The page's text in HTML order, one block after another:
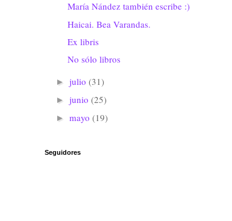
María Nández también escribe :)
Haicai. Bea Varandas.
Ex libris
No sólo libros
► julio (31)
► junio (25)
► mayo (19)
Seguidores